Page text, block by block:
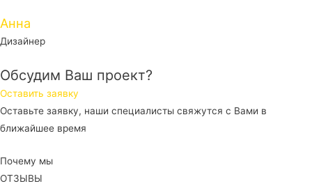
Анна
Дизайнер
Обсудим Ваш проект?
Оставить заявку
Оставьте заявку, наши специалисты свяжутся с Вами в
ближайшее время
Почему мы
ОТЗЫВЫ